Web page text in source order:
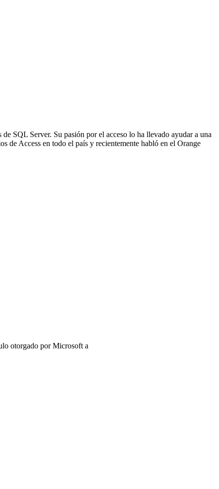
SQL Server. Su pasión por el acceso lo ha llevado ayudar a una
de Access en todo el país y recientemente habló en el Orange
otorgado por Microsoft a